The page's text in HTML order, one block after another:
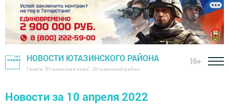
НОВОСТИ ЮТАЗИНСКОГО РАЙОНА
Газета "Ютазинская новь" - Ютазинский район
16+
Новости за 10 апреля 2022